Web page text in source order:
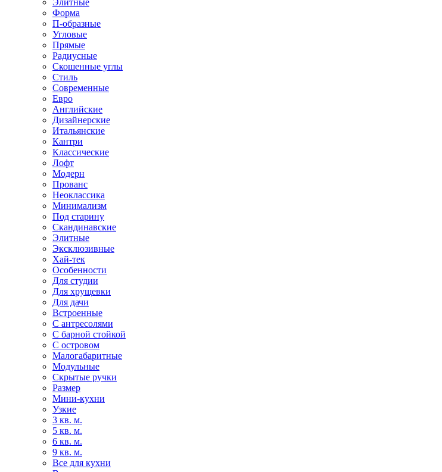
Форма
П-образные
Угловые
Прямые
Радиусные
Скошенные углы
Стиль
Современные
Евро
Английские
Дизайнерские
Итальянские
Кантри
Классические
Лофт
Модерн
Прованс
Неоклассика
Минимализм
Под старину
Скандинавские
Элитные
Эксклюзивные
Хай-тек
Особенности
Для студии
Для хрущевки
Для дачи
Встроенные
С антресолями
С барной стойкой
С островом
Малогабаритные
Модульные
Скрытые ручки
Размер
Мини-кухни
Узкие
3 кв. м.
5 кв. м.
6 кв. м.
9 кв. м.
Все для кухни